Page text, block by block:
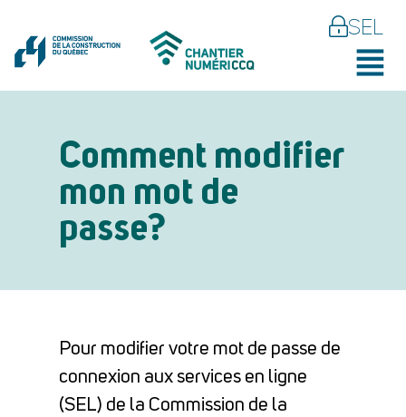
SEL
Comment modifier
mon mot de
passe?
Pour modifier votre mot de passe de
connexion aux services en ligne
(SEL) de la Commission de la